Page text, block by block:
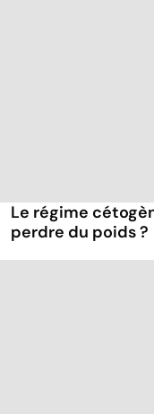
Le régime
perdre du poids ?